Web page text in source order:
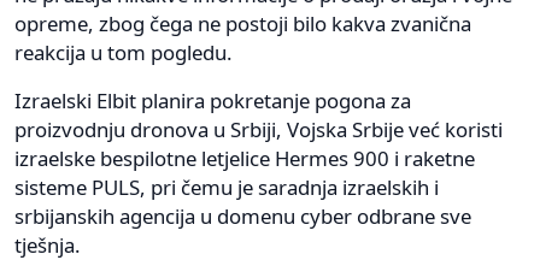
opreme, zbog čega ne postoji bilo kakva zvanična
reakcija u tom pogledu.
Izraelski Elbit planira pokretanje pogona za
proizvodnju dronova u Srbiji, Vojska Srbije već koristi
izraelske bespilotne letjelice Hermes 900 i raketne
sisteme PULS, pri čemu je saradnja izraelskih i
srbijanskih agencija u domenu cyber odbrane sve
tješnja.